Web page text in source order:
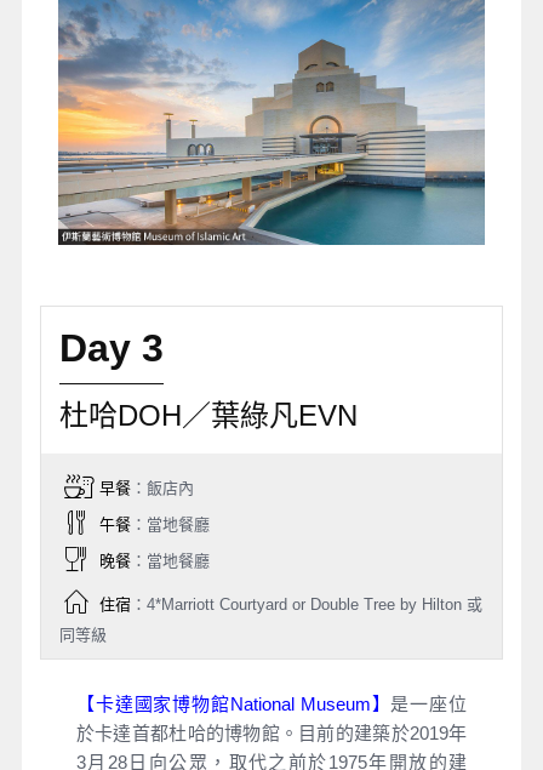
Day 3
杜哈DOH／葉綠凡EVN
早餐：飯店內
午餐：當地餐廳
晚餐：當地餐廳
住宿：4*Marriott Courtyard or Double Tree by Hilton 或
同等級
【卡達國家博物館National Museum】 是一座位
於卡達首都杜哈的博物館。目前的建築於2019年
3月28日向公眾，取代之前於1975年開放的建